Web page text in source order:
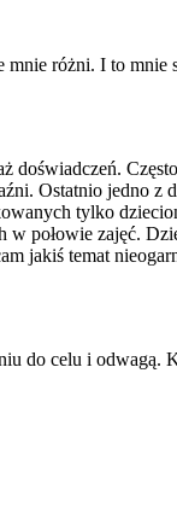
różni. I to mnie
doświadczeń.
Ostatnio jedno z
tylko
połowie zajęć.
jakiś temat
do celu i odwagą.